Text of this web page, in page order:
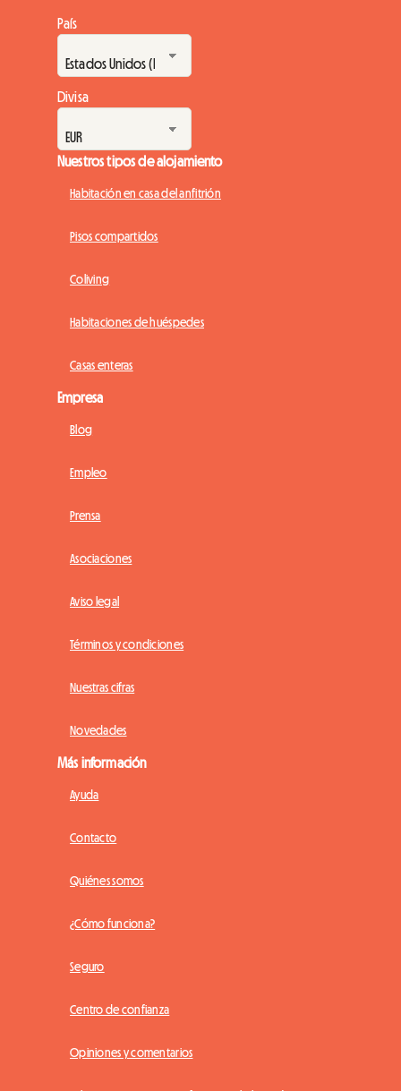
País
Divisa
Nuestros tipos de alojamiento
Habitación en casa del anfitrión
Pisos compartidos
Coliving
Habitaciones de huéspedes
Casas enteras
Empresa
Blog
Empleo
Prensa
Asociaciones
Aviso legal
Términos y condiciones
Nuestras cifras
Novedades
Más información
Ayuda
Contacto
Quiénes somos
¿Cómo funciona?
Seguro
Centro de confianza
Opiniones y comentarios